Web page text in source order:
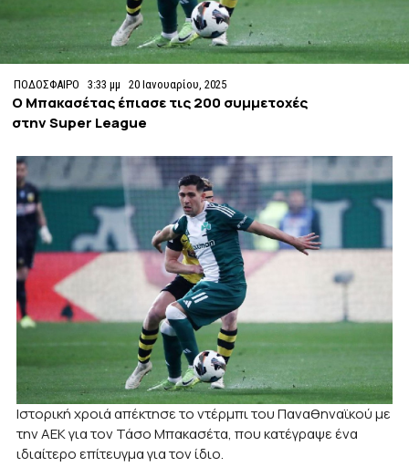
ΠΟΔΟΣΦΑΙΡΟ 3:33 μμ 20 Ιανουαρίου, 2025
Ο Μπακασέτας έπιασε τις 200 συμμετοχές
στην Super League
Ιστορική χροιά απέκτησε το ντέρμπι του Παναθηναϊκού με
την ΑΕΚ για τον Τάσο Μπακασέτα, που κατέγραψε ένα
ιδιαίτερο επίτευγμα για τον ίδιο.